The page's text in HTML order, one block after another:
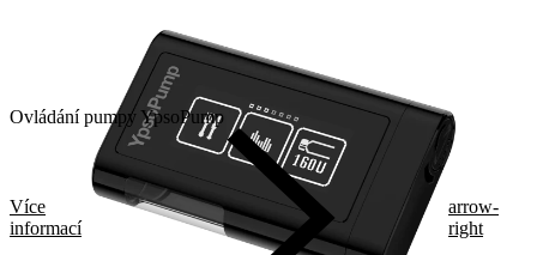
Ovládání pumpy YpsoPump
Více
informací
arrow-
right